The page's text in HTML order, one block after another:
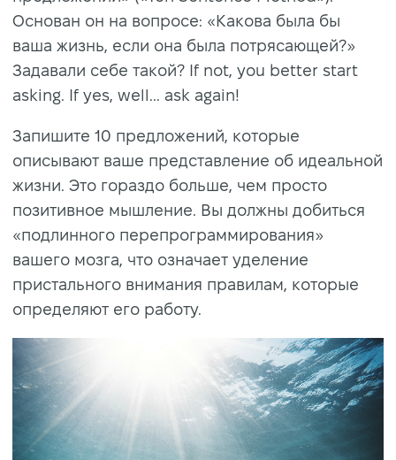
Основан он на вопросе: «Какова была бы
ваша жизнь, если она была потрясающей?»
Задавали себе такой? If not, you better start
asking. If yes, well... ask again!
Запишите 10 предложений, которые
описывают ваше представление об идеальной
жизни. Это гораздо больше, чем просто
позитивное мышление. Вы должны добиться
«подлинного перепрограммирования»
вашего мозга, что означает уделение
пристального внимания правилам, которые
определяют его работу.